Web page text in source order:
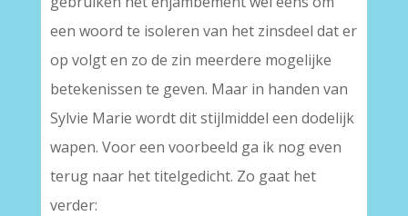
een woord te isoleren van het zinsdeel dat er
op volgt en zo de zin meerdere mogelijke
betekenissen te geven. Maar in handen van
Sylvie Marie wordt dit stijlmiddel een dodelijk
wapen. Voor een voorbeeld ga ik nog even
terug naar het titelgedicht. Zo gaat het
verder: